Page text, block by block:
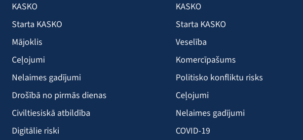
KASKO
Starta KASKO
Mājoklis
Ceļojumi
Nelaimes gadījumi
Drošībā no pirmās dienas
Civiltiesiskā atbildība
Digitālie riski
KASKO
Starta KASKO
Veselība
Komercīpašums
Politisko konfliktu risks
Ceļojumi
Nelaimes gadījumi
COVID-19